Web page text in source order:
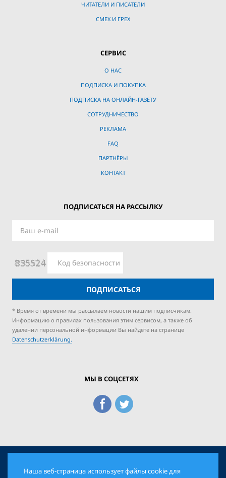
ЧИТАТЕЛИ И ПИСАТЕЛИ
СМЕХ И ГРЕХ
СЕРВИС
О НАС
ПОДПИСКА И ПОКУПКА
ПОДПИСКА НА ОНЛАЙН-ГАЗЕТУ
СОТРУДНИЧЕСТВО
РЕКЛАМА
FAQ
ПАРТНЁРЫ
КОНТАКТ
ПОДПИСАТЬСЯ НА РАССЫЛКУ
ПОДПИСАТЬСЯ
* Время от времени мы рассылаем новости нашим подписчикам.
Информацию о правилах пользования этим сервисом, а также об
удалении персональной информации Вы найдете на странице
Datenschutzerklärung.
МЫ В СОЦСЕТЯХ
Наша веб-страница использует файлы cookie для